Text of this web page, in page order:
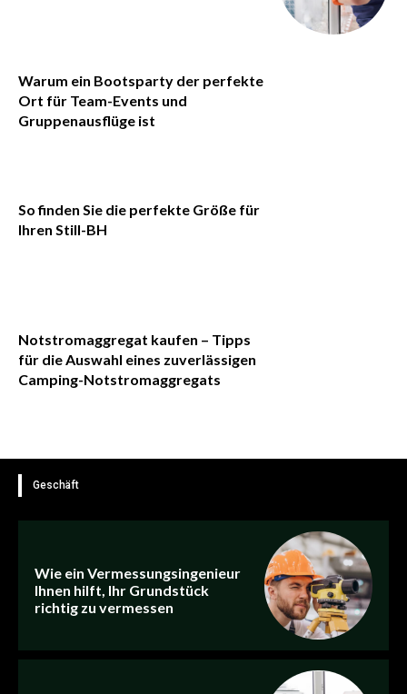
Warum ein Bootsparty der perfekte
Ort für Team-Events und
Gruppenausflüge ist
So finden Sie die perfekte Größe für
Ihren Still-BH
Notstromaggregat kaufen – Tipps
für die Auswahl eines zuverlässigen
Camping-Notstromaggregats
Geschäft
Wie ein Vermessungsingenieur
Ihnen hilft, Ihr Grundstück
richtig zu vermessen